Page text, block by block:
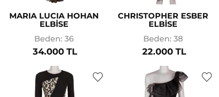
MARIA LUCIA HOHAN
ELBİSE
Beden: 36
34.000 TL
CHRISTOPHER ESBER
ELBİSE
Beden: 38
22.000 TL